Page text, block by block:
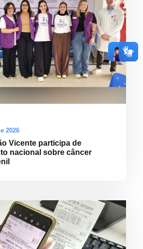
2026
Vicente participa de
nacional sobre câncer